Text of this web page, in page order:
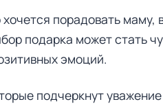
порадовать маму,
подарка может стать
эмоций.
подчеркнут